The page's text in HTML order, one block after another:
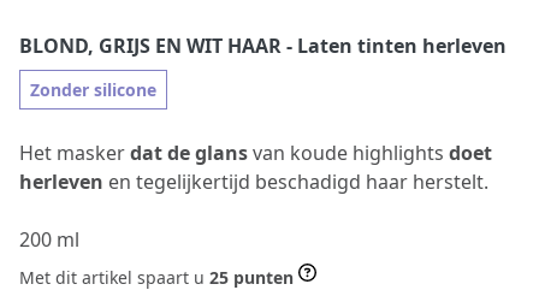
BLOND, GRIJS EN WIT HAAR- Laten tinten herleven
Zonder silicone
Het maskerdat de glansvan koude highlights doet
herleven en tegelijkertijd beschadigd haar herstelt.
200 ml
Met dit artikel spaart u 25 punten